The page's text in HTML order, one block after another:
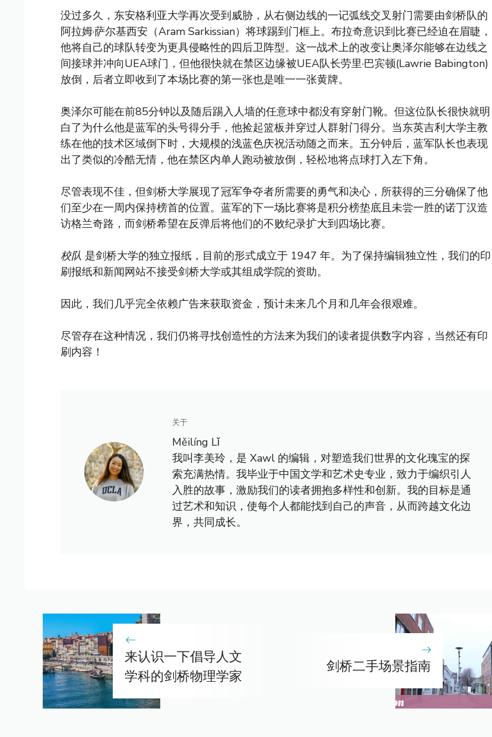
没过多久，东安格利亚大学再次受到威胁，从右侧边线的一记弧线交叉射门需要由剑桥队的
阿拉姆·萨尔基西安（Aram Sarkissian）将球踢到门框上。布拉奇意识到比赛已经迫在眉睫，
他将自己的球队转变为更具侵略性的四后卫阵型。这一战术上的改变让奥泽尔能够在边线之
间接球并冲向UEA球门，但他很快就在禁区边缘被UEA队长劳里·巴宾顿(Lawrie Babington)
放倒，后者立即收到了本场比赛的第一张也是唯一一张黄牌。
奥泽尔可能在前85分钟以及随后踢入人墙的任意球中都没有穿射门靴。但这位队长很快就明
白了为什么他是蓝军的头号得分手，他捡起篮板并穿过人群射门得分。当东英吉利大学主教
练在他的技术区域倒下时，大规模的浅蓝色庆祝活动随之而来。五分钟后，蓝军队长也表现
出了类似的冷酷无情，他在禁区内单人跑动被放倒，轻松地将点球打入左下角。
尽管表现不佳，但剑桥大学展现了冠军争夺者所需要的勇气和决心，所获得的三分确保了他
们至少在一周内保持榜首的位置。蓝军的下一场比赛将是积分榜垫底且未尝一胜的诺丁汉造
访格兰奇路，而剑桥希望在反弹后将他们的不败纪录扩大到四场比赛。
校队 是剑桥大学的独立报纸，目前的形式成立于 1947 年。为了保持编辑独立性，我们的印
刷报纸和新闻网站不接受剑桥大学或其组成学院的资助。
因此，我们几乎完全依赖广告来获取资金，预计未来几个月和几年会很艰难。
尽管存在这种情况，我们仍将寻找创造性的方法来为我们的读者提供数字内容，当然还有印
刷内容！
关于
Měilíng Lǐ
我叫李美玲，是 Xawl 的编辑，对塑造我们世界的文化瑰宝的探
索充满热情。我毕业于中国文学和艺术史专业，致力于编织引人
入胜的故事，激励我们的读者拥抱多样性和创新。我的目标是通
过艺术和知识，使每个人都能找到自己的声音，从而跨越文化边
界，共同成长。
来认识一下倡导人文
学科的剑桥物理学家
剑桥二手场景指南